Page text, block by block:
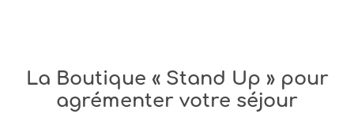
La Boutique « Stand Up » pour
agrémenter votre séjour